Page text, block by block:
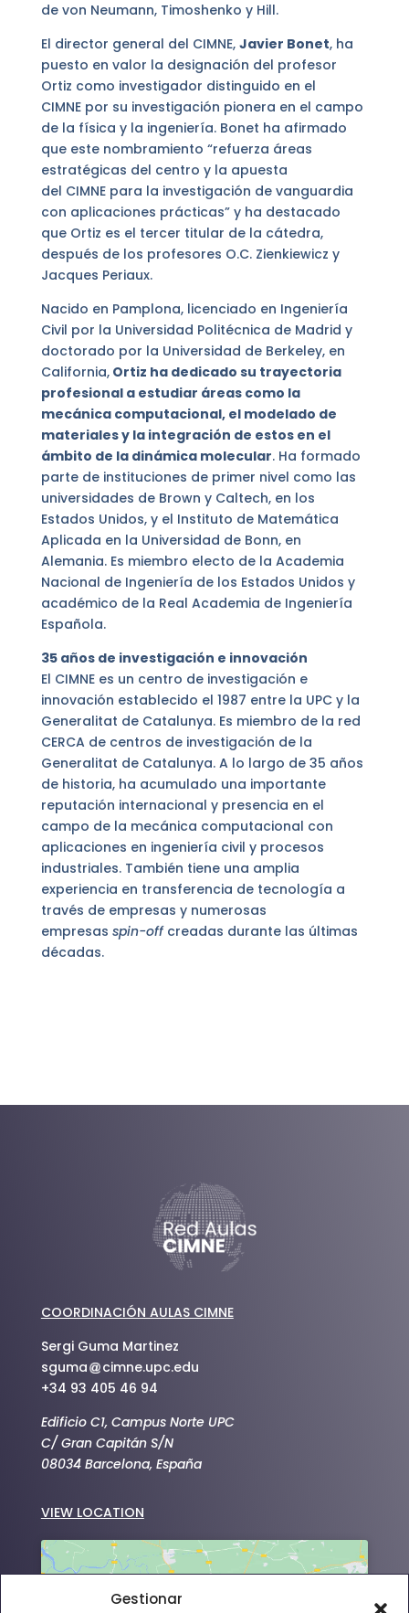
Gestionar
de von Neumann, Timoshenko y Hill.
El director general del CIMNE, Javier Bonet, ha
puesto en valor la designación del profesor
Ortiz como investigador distinguido en el
CIMNE por su investigación pionera en el campo
de la física y la ingeniería. Bonet ha afirmado
que este nombramiento “refuerza áreas
estratégicas del centro y la apuesta
del CIMNE para la investigación de vanguardia
con aplicaciones prácticas” y ha destacado
que Ortiz es el tercer titular de la cátedra,
después de los profesores O.C. Zienkiewicz y
Jacques Periaux.
Nacido en Pamplona, licenciado en Ingeniería
Civil por la Universidad Politécnica de Madrid y
doctorado por la Universidad de Berkeley, en
California,Ortiz ha dedicado su trayectoria
profesional a estudiar áreas como la
mecánica computacional, el modelado de
materiales y la integración de estos en el
ámbito de la dinámica molecular. Ha formado
parte de instituciones de primer nivel como las
universidades de Brown y Caltech, en los
Estados Unidos, y el Instituto de Matemática
Aplicada en la Universidad de Bonn, en
Alemania. Es miembro electo de la Academia
Nacional de Ingeniería de los Estados Unidos y
académico de la Real Academia de Ingeniería
Española.
35 años de investigación e innovación
El CIMNE es un centro de investigación e
innovación establecido el 1987 entre la UPC y la
Generalitat de Catalunya. Es miembro de la red
CERCA de centros de investigación de la
Generalitat de Catalunya. A lo largo de 35 años
de historia, ha acumulado una importante
reputación internacional y presencia en el
campo de la mecánica computacional con
aplicaciones en ingeniería civil y procesos
industriales. También tiene una amplia
experiencia en transferencia de tecnología a
través de empresas y numerosas
empresas spin-offcreadas durante las últimas
décadas.
COORDINACIÓN AULAS CIMNE
Sergi Guma Martinez
sguma
cimne.upc.edu
+34 93 405 46 94
Edificio C1, Campus Norte UPC
C/ Gran Capitán S/N
08034 Barcelona, España
VIEW LOCATION